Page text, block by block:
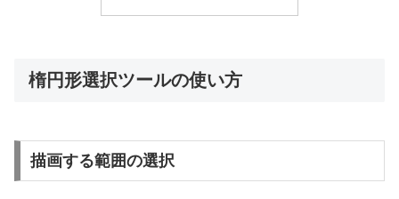
楕円形選択ツールの使い方
描画する範囲の選択